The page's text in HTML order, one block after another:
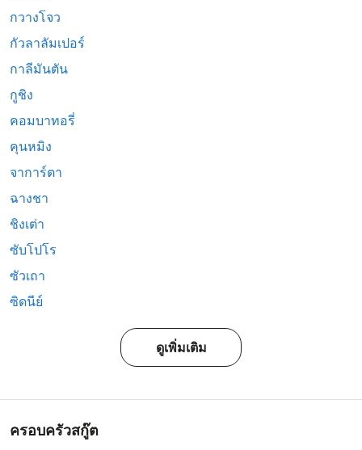
กวางโจว
กัวลาลัมเปอร์
กาลีมันตัน
กูชิง
คอมบาทอรี่
คุนหมิง
จาการ์ตา
ฉางชา
ชิงเต่า
ซับโปโร
ซัวเถา
ซิดนีย์
ดูเพิ่มเติม
ครอบครัวสกู๊ต